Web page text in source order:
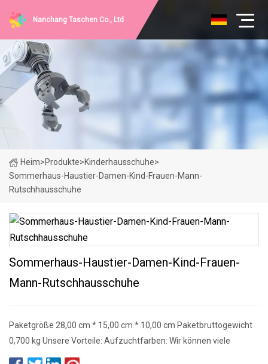
Nanchang Taschen Co., Ltd
Heim>Produkte>Kinderhausschuhe>
Sommerhaus-Haustier-Damen-Kind-Frauen-Mann-
Rutschhausschuhe
Sommerhaus-Haustier-Damen-Kind-Frauen-
Mann-Rutschhausschuhe
Paketgröße 28,00 cm * 15,00 cm * 10,00 cm Paketbruttogewicht
0,700 kg Unsere Vorteile: Aufzuchtfarben: Wir können viele